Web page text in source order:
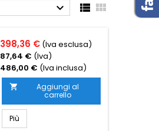
  
398,36 € (Iva esclusa)
87,64 € (Iva)
486,00 € (Iva inclusa)

Aggiungi al
carrello
Più